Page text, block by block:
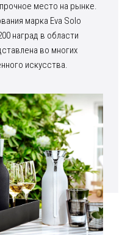
место на рынке.
марка Eva Solo
наград в области
во многих
искусства.